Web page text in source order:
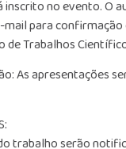
no evento. O
para
de Trabalhos
As apresentações
trabalho serão